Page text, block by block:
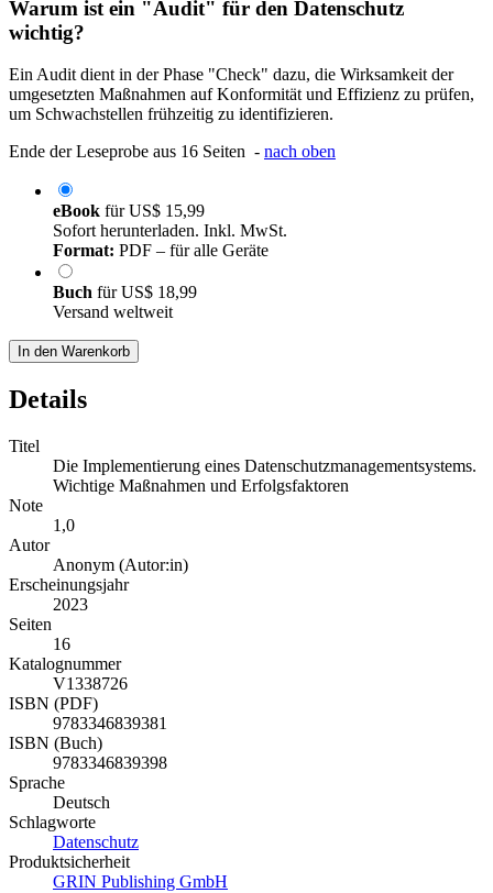
Warum ist ein "Audit" für den Datenschutz
wichtig?
Ein Audit dient in der Phase "Check" dazu, die Wirksamkeit der
umgesetzten Maßnahmen auf Konformität und Effizienz zu prüfen,
um Schwachstellen frühzeitig zu identifizieren.
Ende der Leseprobe aus 16 Seiten - nach oben
eBook fürUS$ 15,99
Sofort herunterladen. Inkl. MwSt.
Format: PDF – für alle Geräte
Buch fürUS$ 18,99
Versand weltweit
In den Warenkorb
Details
Titel
Die Implementierung eines Datenschutzmanagementsystems.
Wichtige Maßnahmen und Erfolgsfaktoren
Note
1,0
Autor
Anonym (Autor:in)
Erscheinungsjahr
2023
Seiten
16
Katalognummer
V1338726
ISBN (PDF)
9783346839381
ISBN (Buch)
9783346839398
Sprache
Deutsch
Schlagworte
Datenschutz
Produktsicherheit
GRIN Publishing GmbH